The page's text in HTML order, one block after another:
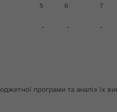
5 6 7
- - -
програми та аналіз їх